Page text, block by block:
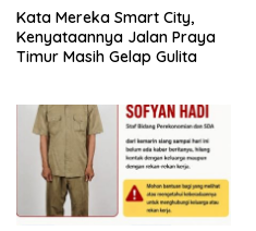
Kata Mereka Smart City,
Kenyataannya Jalan Praya
Timur Masih Gelap Gulita